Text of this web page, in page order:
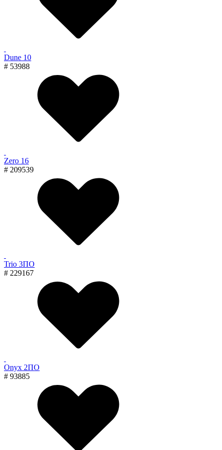
Dune 10
# 53988
Zero 16
# 209539
Trio 3ПО
# 229167
Onyx 2ПО
# 93885